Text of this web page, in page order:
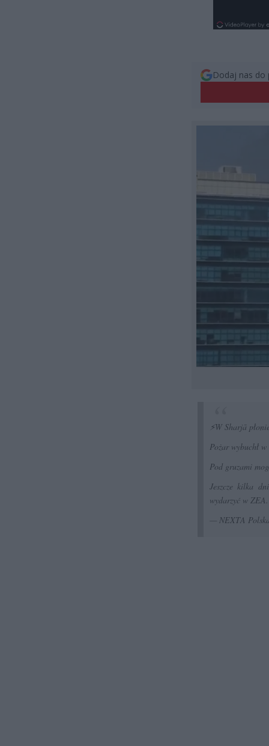
Dodaj nas do
⚡️W Sharjā
Pożar wybuchł
Pod gruzami
Jeszcze kilka
wydarzyć w
— NEXTA